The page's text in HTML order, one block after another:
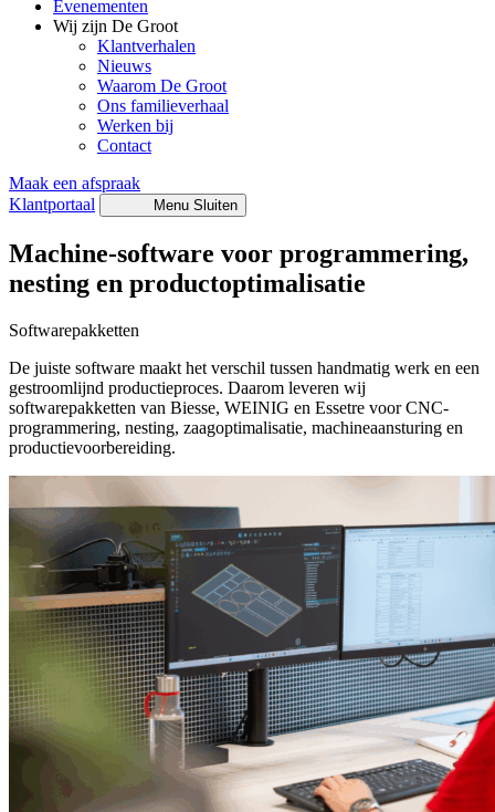
Evenementen
Wij zijn De Groot
Klantverhalen
Nieuws
Waarom De Groot
Ons familieverhaal
Werken bij
Contact
Maak een afspraak
Klantportaal
Menu Sluiten
Machine-software voor programmering,
nesting en productoptimalisatie
Softwarepakketten
De juiste software maakt het verschil tussen handmatig werk en een
gestroomlijnd productieproces. Daarom leveren wij
softwarepakketten van Biesse, WEINIG en Essetre voor CNC-
programmering, nesting, zaagoptimalisatie, machineaansturing en
productievoorbereiding.